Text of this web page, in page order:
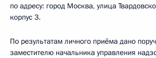
по адресу: город Москва, улица
корпус 3.
По результатам личного приёма дано
заместителю начальника управления